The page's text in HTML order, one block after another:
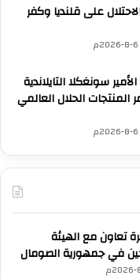
على قلنديا وكفر
سونغكلا التايلاندية
الحلال العالمي
تعاون مع الهيئة
في جمهورية الصومال